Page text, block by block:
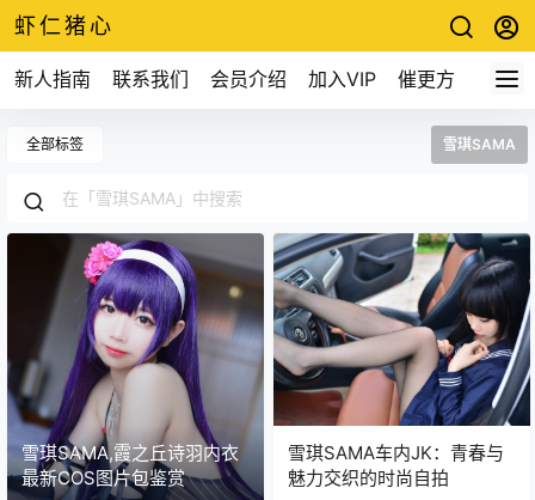
虾仁猪心
新人指南 联系我们 会员介绍 加入VIP 催更方式
全部标签 雪琪SAMA
雪琪SAMA,霞之丘诗羽内衣
最新COS图片包鉴赏
雪琪SAMA车内JK：青春与
魅力交织的时尚自拍